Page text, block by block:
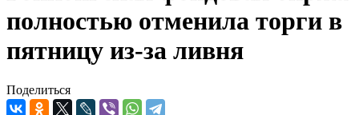
полностью отменила торги в
пятницу из-за ливня
Поделиться